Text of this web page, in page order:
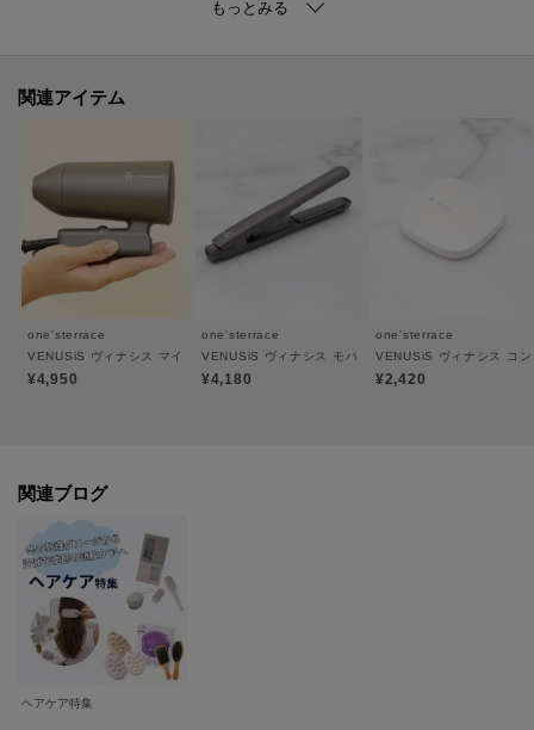
耐アルコール仕様の合成皮革素材でお手入れも簡単、清潔にお使いいただけ
内側に収納できる、かわいいねこ耳。気分に合わせてアレンジ可能です。
■本体サイズ：W660×L90×H130mm
■本体重量：約280g
■電源：リチウムイオン充電池（DC3.7V 1200mAh）
■充電所要時間：約100分
■タイマー：約10分OFF
■付属：USBケーブル
気になるアイテムはお気に入り登録がおすすめ！
商品ページにある『ハートマーク』をクリックして簡単に追加できます。
値下げ情報や在庫状況など新着情報をメルマガにてお知らせ！
マイページからお気に入りアイテムの一覧もチェックできます！
＊＊＊＊＊＊＊＊＊＊＊＊＊＊＊＊＊＊＊＊＊＊＊＊＊＊＊＊
関連アイテム
one'sterrace
VENUSiS ヴィナシス マイナスイオンミニドライヤー
¥4,950
one'sterrace
VENUSiS ヴィナシス モバイルミニアイロン
¥4,180
one'sterrace
VENUSiS ヴィナシス コ
¥2,420
関連ブログ
ヘアケア特集